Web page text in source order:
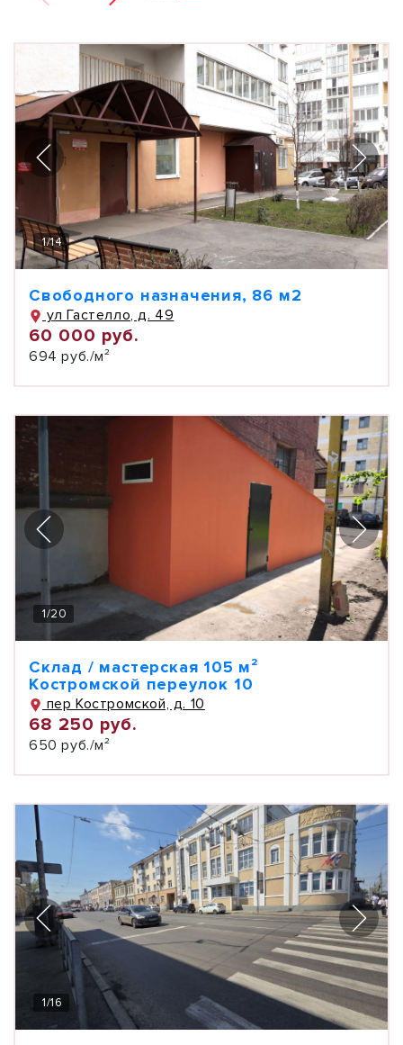
1/14
Свободного назначения, 86 м2
ул Гастелло, д. 49
60 000 руб.
694 руб./м²
1/20
Склад / мастерская 105 м²
Костромской переулок 10
пер Костромской, д. 10
68 250 руб.
650 руб./м²
1/16